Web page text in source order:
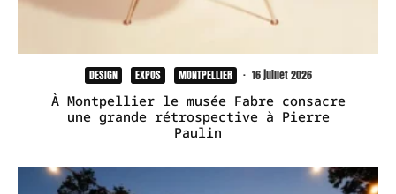
DESIGN EXPOS MONTPELLIER · 16 juillet 2026
À Montpellier le musée Fabre consacre
une grande rétrospective à Pierre
Paulin